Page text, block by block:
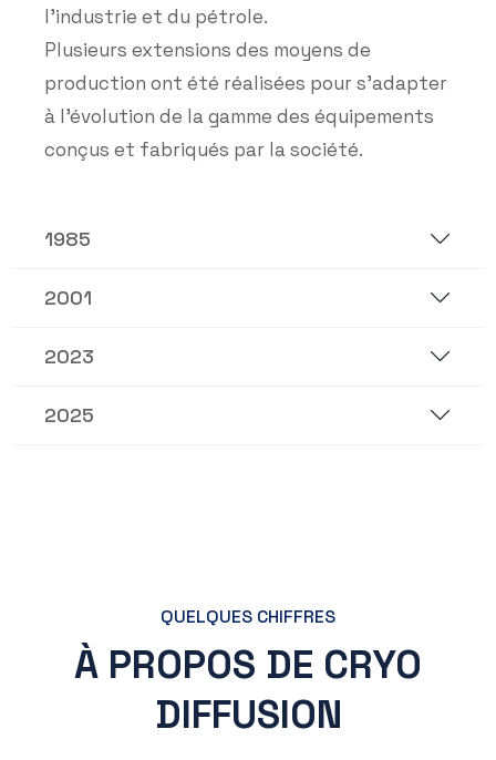
l’industrie et du pétrole.
Plusieurs extensions des moyens de
production ont été réalisées pour s’adapter
à l’évolution de la gamme des équipements
conçus et fabriqués par la société.
1985
2001
2023
2025
QUELQUES CHIFFRES
À PROPOS DE CRYO
DIFFUSION